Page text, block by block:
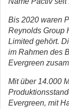
Bis 2020 waren
Reynolds Group
Limited gehört.
im Rahmen des
Evergreen
Mit über 14.000
Evergreen, mit